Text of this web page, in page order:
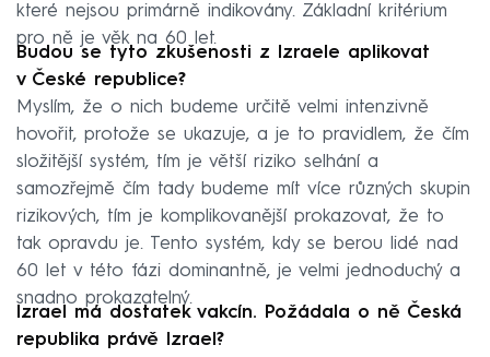
které nejsou primárně indikovány. Základní kritérium
pro ně je věk na 60 let.
Budou se tyto zkušenosti z Izraele aplikovat
v České republice?
Myslím, že o nich budeme určitě velmi intenzivně
hovořit, protože se ukazuje, a je to pravidlem, že čím
složitější systém, tím je větší riziko selhání a
samozřejmě čím tady budeme mít více různých skupin
rizikových, tím je komplikovanější prokazovat, že to
tak opravdu je. Tento systém, kdy se berou lidé nad
60 let v této fázi dominantně, je velmi jednoduchý a
snadno prokazatelný.
Izrael má dostatek vakcín. Požádala o ně Česká
republika právě Izrael?